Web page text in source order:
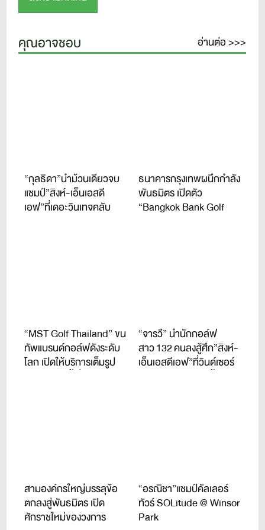
คุณอาจชอบ อ่านต่อ >>>
“กุลธิดา”นำม้วนเดียวจบ
แชมป์”สิงห์-เอ็นเอสดี
เอฟ”ที่เดอะวินเทจคลับ
ธนาคารกรุงเทพผนึกกำลัง
พันธมิตร เปิดตัว
“Bangkok Bank Golf
“MST Golf Thailand” ขน
ทัพแบรนด์กอล์ฟดังระดับ
โลก เปิดให้บริการเต็มรูป
“จารวี” นำนักกอล์ฟ
สาว 132 คนลงสู้ศึก”สิงห์-
เอ็นเอสดีเอฟ”ที่วินด์เซอร์
สามองค์กรใหญ่บรรลุข้อ
ตกลงสู่พันธมิตร เปิด
ศักราชใหม่ของวงการ
“อรณิชา”แชมป์คัลเลอร์
ทัวร์ SOLitude @ Winsor
Park